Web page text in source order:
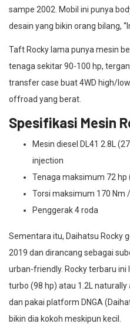
sampe 2002. Mobil ini punya
desain yang bikin orang bilang,
Taft Rocky lama punya mesin
tenaga sekitar 90-100 hp,
transfer case buat 4WD high/
offroad yang berat.
Spesifikasi Mesin
Mesin diesel DL41 2.8L
injection
Tenaga maksimum 72 hp
Torsi maksimum 170 Nm
Penggerak 4 roda
Sementara itu, Daihatsu Rocky
2019 dan dirancang sebagai
urban-friendly. Rocky terbaru ini
turbo (98 hp) atau 1.2L
dan pakai platform DNGA
bikin dia kokoh meskipun kecil.